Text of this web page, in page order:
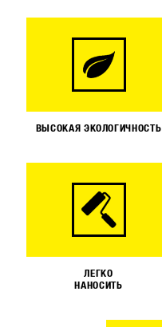
ВЫСОКАЯ ЭКОЛОГИЧНОСТЬ
ЛЕГКО
НАНОСИТЬ